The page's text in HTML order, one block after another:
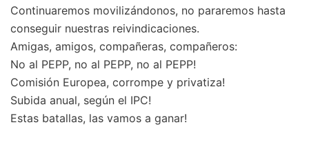
Continuaremos movilizándonos, no pararemos hasta
conseguir nuestras reivindicaciones.
Amigas, amigos, compañeras, compañeros:
No al PEPP, no al PEPP, no al PEPP!
Comisión Europea, corrompe y privatiza!
Subida anual, según el IPC!
Estas batallas, las vamos a ganar!